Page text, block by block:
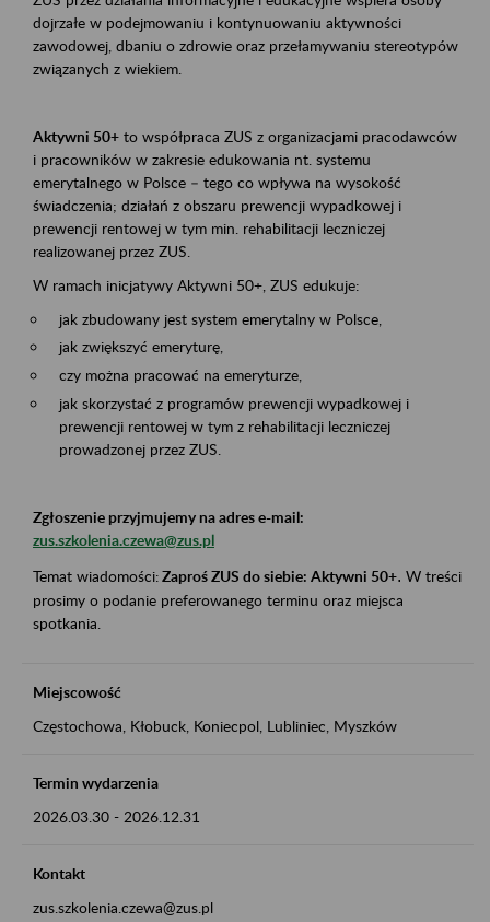
dojrzałe w podejmowaniu i kontynuowaniu aktywności
zawodowej, dbaniu o zdrowie oraz przełamywaniu stereotypów
związanych z wiekiem.
Aktywni 50+ to współpraca ZUS z organizacjami pracodawców
i pracowników w zakresie edukowania nt. systemu
emerytalnego w Polsce – tego co wpływa na wysokość
świadczenia; działań z obszaru prewencji wypadkowej i
prewencji rentowej w tym min. rehabilitacji leczniczej
realizowanej przez ZUS.
W ramach inicjatywy Aktywni 50+, ZUS edukuje:
jak zbudowany jest system emerytalny w Polsce,
jak zwiększyć emeryturę,
czy można pracować na emeryturze,
jak skorzystać z programów prewencji wypadkowej i
prewencji rentowej w tym z rehabilitacji leczniczej
prowadzonej przez ZUS.
Zgłoszenie przyjmujemy na adres e-mail:
zus.szkolenia.czewa@zus.pl
Temat wiadomości:Zaproś ZUS do siebie: Aktywni 50+. W treści
prosimy o podanie preferowanego terminu oraz miejsca
spotkania.
Miejscowość
Częstochowa, Kłobuck, Koniecpol, Lubliniec, Myszków
Termin wydarzenia
2026.03.30 - 2026.12.31
Kontakt
zus.szkolenia.czewa@zus.pl